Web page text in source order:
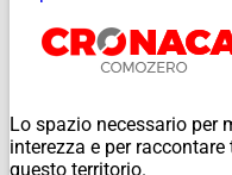
Lo spazio necessario per
interezza e per
questo territorio.